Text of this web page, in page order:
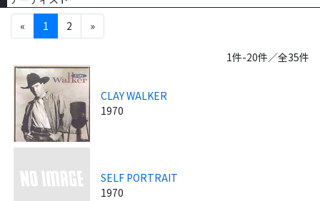
«
1 2 »
1件-20件／全35件
CLAY WALKER
1970
SELF PORTRAIT
1970